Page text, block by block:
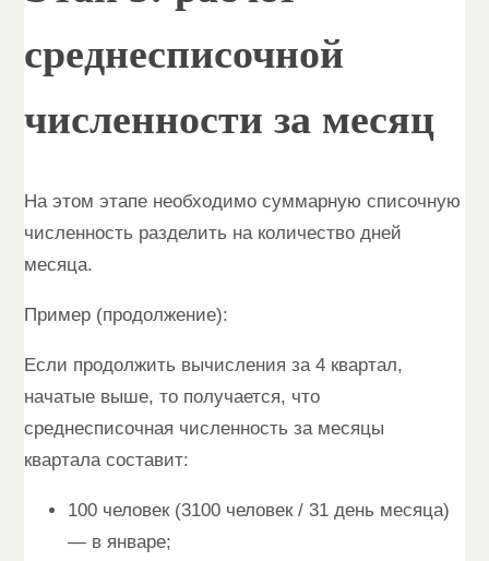
среднесписочной
численности за месяц
На этом этапе необходимо суммарную списочную
численность разделить на количество дней
месяца.
Пример (продолжение):
Если продолжить вычисления за 4 квартал,
начатые выше, то получается, что
среднесписочная численность за месяцы
квартала составит:
100 человек (3100 человек / 31 день месяца)
— в январе;